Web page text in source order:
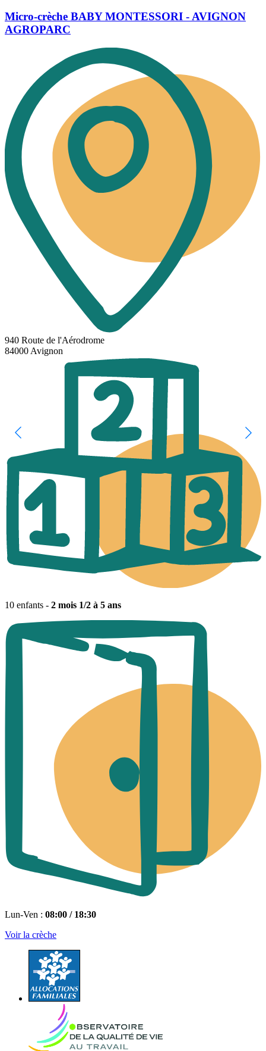
Micro-crèche BABY MONTESSORI - AVIGNON
AGROPARC
940 Route de l'Aérodrome
84000 Avignon
10 enfants - 2 mois 1/2 à 5 ans
Lun-Ven : 08:00 / 18:30
Voir la crèche